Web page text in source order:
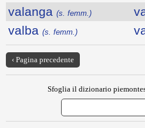
valanga (s. femm.)
valba (s. femm.)
‹ Pagina precedente
Sfoglia il dizionario